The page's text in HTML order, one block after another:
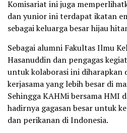
Komisariat ini juga
dan yunior ini terdapat ikatan
sebagai keluarga besar hijau
Sebagai alumni Fakultas Ilmu
Hasanuddin dan pengagas
untuk kolaborasi ini diharapkan
kerjasama yang lebih besar di
Sehingga KAHMi bersama HMI
hadirnya gagasan besar untuk
dan perikanan di Indonesia.